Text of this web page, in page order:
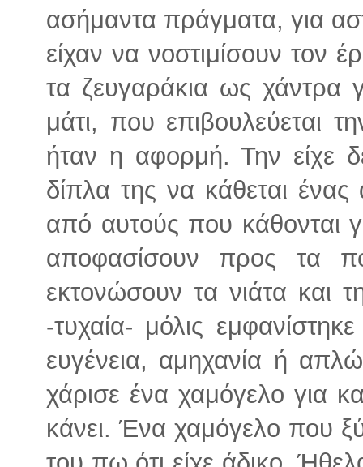
ασήμαντα πράγματα, για
είχαν να νοστιμίσουν τον
τα ζευγαράκια ως χάντρα
μάτι, που επιβουλεύεται
ήταν η αφορμή. Την είχε
δίπλα της να κάθεται
από αυτούς που κάθονται
αποφασίσουν προς τα
εκτονώσουν τα νιάτα και
-τυχαία- μόλις
ευγένεια, αμηχανία ή
χάρισε ένα χαμόγελο για
κάνει. Ένα χαμόγελο που